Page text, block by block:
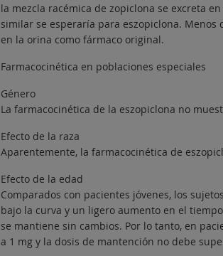
la mezcla racémica de zopiclona se excreta
similar se esperaría para eszopiclona.
en la orina como fármaco original.
Farmacocinética en poblaciones especiales
Género
La farmacocinética de la eszopiclona no
Efecto de la raza
Aparentemente, la farmacocinética de
Efecto de la edad
Comparados con pacientes jóvenes, los
bajo la curva y un ligero aumento en el
se mantiene sin cambios. Por lo tanto, en
a 1 mg y la dosis de mantención no debe